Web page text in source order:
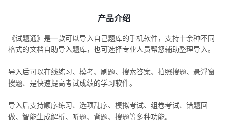
产品介绍
《试题通》是一款可以导入自己题库的手机软件，支持十余种不同
格式的文档自助导入题库，也可选择专业人员帮您辅助整理导入。
导入后可以在线练习、模考、刷题、搜索答案、拍照搜题、悬浮窗
搜题、是快速提高考试成绩的学习软件。
导入后支持顺序练习、选项乱序、模拟考试、组卷考试、错题回
做、智能生成解析、听题、背题、搜题等多种功能。